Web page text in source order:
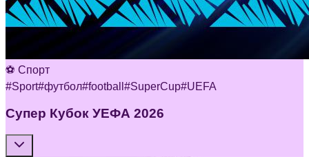
⚽ Спорт
#Sport#футбол#football #SuperCup#UEFA
Супер Кубок УЕФА 2026